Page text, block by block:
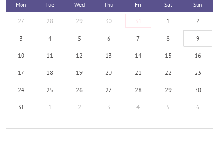
Mon Tue Wed Thu Fri Sat Sun
27 28 29 30 31 1 2
3 4 5 6 7 8 9
10 11 12 13 14 15 16
17 18 19 20 21 22 23
24 25 26 27 28 29 30
31 1 2 3 4 5 6